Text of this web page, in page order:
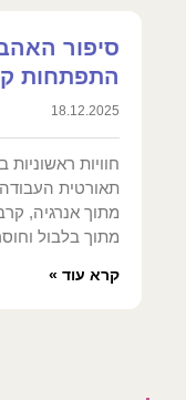
סיפור
התפתחות
18.12.2025
חוויות
תאורטית
מתוך אנרגיה,
מתוך בלבול
קרא עוד »